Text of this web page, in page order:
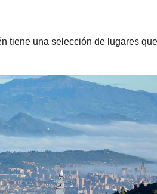
tiene una selección de lugares que